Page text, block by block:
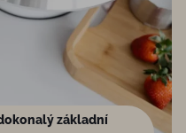
základní